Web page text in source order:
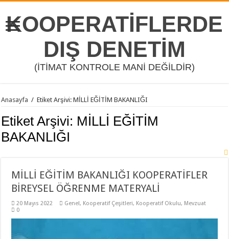
KOOPERATİFLERDE
DIŞ DENETİM
(İTİMAT KONTROLE MANİ DEĞİLDİR)
Anasayfa / Etiket Arşivi: MİLLİ EĞİTİM BAKANLIĞI
Etiket Arşivi: MİLLİ EĞİTİM
BAKANLIĞI
MİLLİ EĞİTİM BAKANLIĞI KOOPERATİFLER
BİREYSEL ÖĞRENME MATERYALİ
20 Mayıs 2022 Genel, Kooperatif Çeşitleri, Kooperatif Okulu, Mevzuat
0